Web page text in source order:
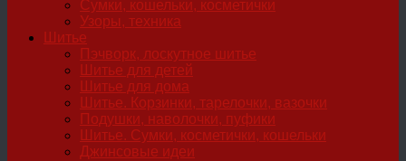
Сумки, кошельки, косметички
Узоры, техника
Шитье
Пэчворк, лоскутное шитье
Шитье для детей
Шитье для дома
Шитье. Корзинки, тарелочки, вазочки
Подушки, наволочки, пуфики
Шитье. Сумки, косметички, кошельки
Джинсовые идеи